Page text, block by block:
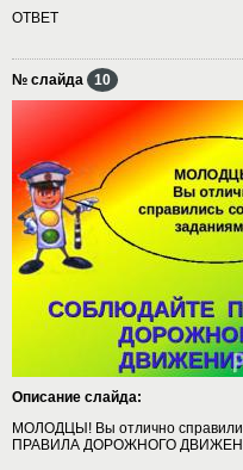
ОТВЕТ
№ слайда 10
Описание слайда:
МОЛОДЦЫ! Вы отлично
ПРАВИЛА ДОРОЖНОГО